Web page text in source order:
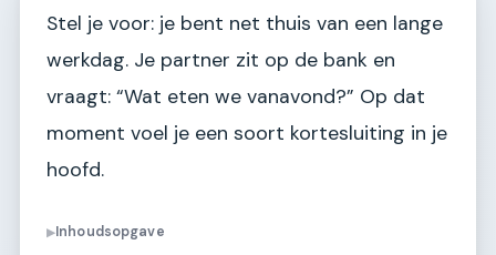
Stel je voor: je bent net thuis van een lange
werkdag. Je partner zit op de bank en
vraagt: “Wat eten we vanavond?” Op dat
moment voel je een soort kortesluiting in je
hoofd.
▶Inhoudsopgave